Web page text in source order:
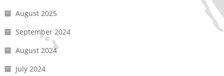
August 2025
September 2024
August 2024
July 2024